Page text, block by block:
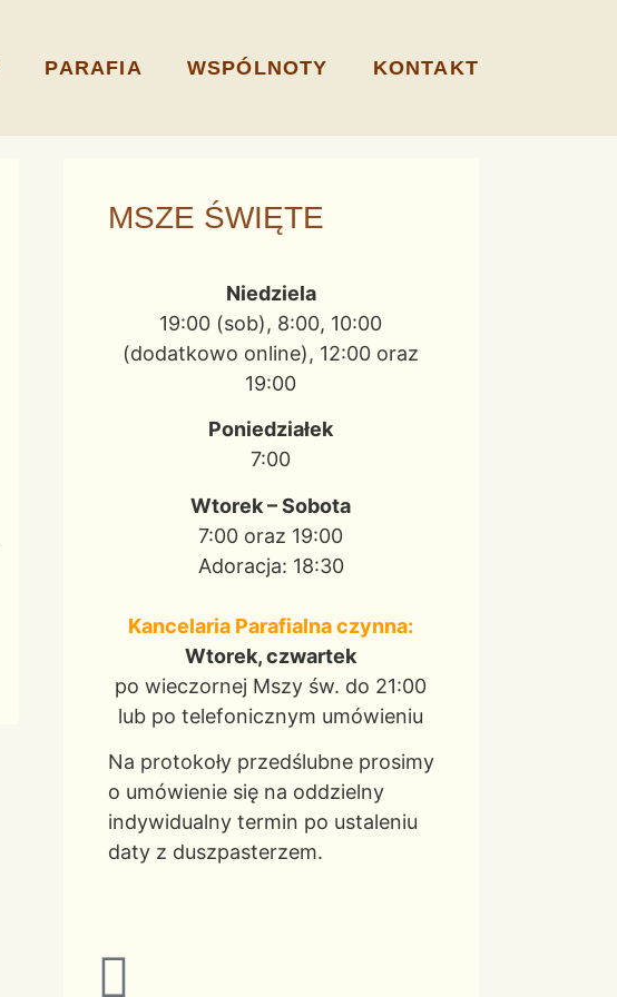
PARAFIA WSPÓLNOTY KONTAKT
MSZE ŚWIĘTE
Niedziela
19:00 (sob), 8:00, 10:00
(dodatkowo online), 12:00 oraz
19:00
Poniedziałek
7:00
Wtorek – Sobota
7:00 oraz 19:00
Adoracja: 18:30
Kancelaria Parafialna czynna:
Wtorek, czwartek
po wieczornej Mszy św. do 21:00
lub po telefonicznym umówieniu
Na protokoły przedślubne prosimy
o umówienie się na oddzielny
indywidualny termin po ustaleniu
daty z duszpasterzem.